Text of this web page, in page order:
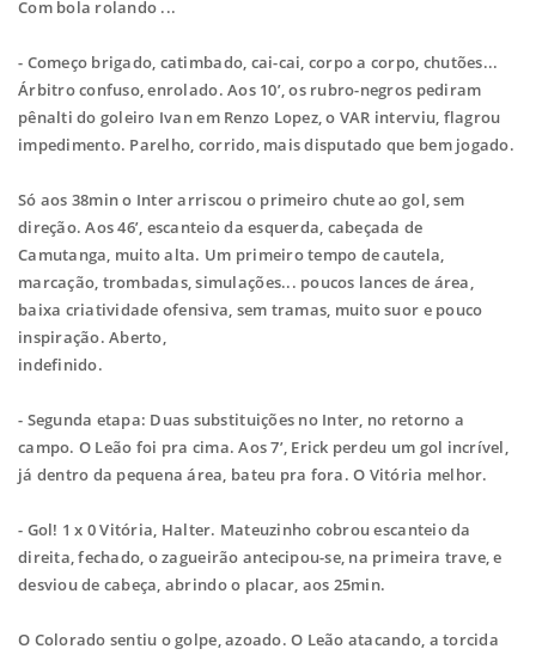
Com bola rolando ...
- Começo brigado, catimbado, cai-cai, corpo a corpo, chutões...
Árbitro confuso,enrolado. Aos 10’, os rubro-negros pediram
pênalti do goleiro Ivan em Renzo Lopez, o VAR interviu, flagrou
impedimento. Parelho, corrido, mais disputado que bem jogado.
Só aos 38min o Inter arriscou o primeiro chute ao gol, sem
direção. Aos 46’, escanteioda esquerda, cabeçada de
Camutanga, muito alta. Um primeiro tempo de cautela,
marcação, trombadas, simulações... poucos lances de área,
baixa criatividade ofensiva, sem tramas, muito suor e pouco
inspiração. Aberto,
indefinido.
- Segunda etapa: Duas substituições no Inter, no retorno a
campo. O Leão foi pra cima.Aos 7’, Erick perdeu um gol incrível,
já dentro da pequena área, bateu pra fora. O Vitória melhor.
- Gol! 1 x 0 Vitória, Halter. Mateuzinho cobrou escanteio da
direita, fechado, ozagueirão antecipou-se, na primeira trave, e
desviou de cabeça, abrindo o placar, aos 25min.
O Colorado sentiu o golpe, azoado. O Leão atacando, a torcida